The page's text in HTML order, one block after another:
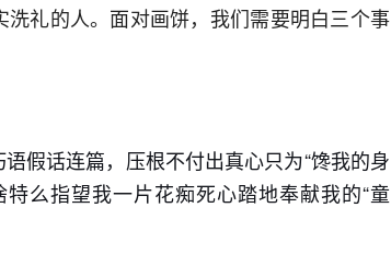
礼的人。面对画饼，我们需要明白三个事
假话连篇，压根不付出真心只为“馋我的身
么指望我一片花痴死心踏地奉献我的“童